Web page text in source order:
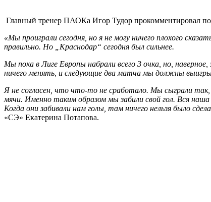
Главный тренер ПАОКа Игор Тудор прокомментировал
«Мы проиграли сегодня, но я не могу ничего плохого
правильно. Но „Краснодар“ сегодня был сильнее.
Мы пока в Лиге Европы набрали всего 3 очка, но,
ничего менять, и следующие два матча мы должны
Я не согласен, что что-то не сработало. Мы сыграли
мячи. Именно таким образом мы забили свой гол. Вся
Когда они забивали нам голы, там ничего нельзя было
«СЭ» Екатерина Потапова.